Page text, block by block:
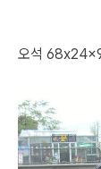
오석